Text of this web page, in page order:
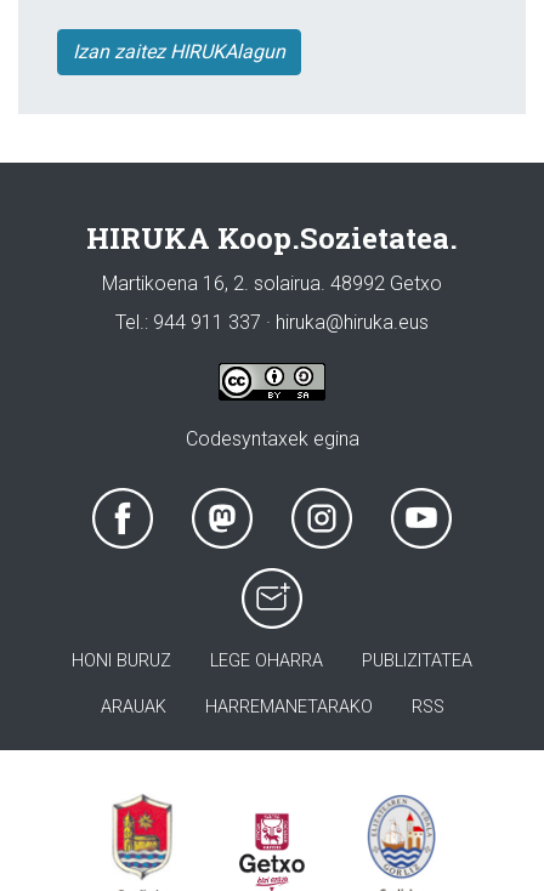
Izan zaitez HIRUKAlagun
HIRUKA Koop.Sozietatea.
Martikoena 16, 2. solairua. 48992 Getxo
Tel.: 944 911 337 · hiruka@hiruka.eus
Codesyntaxek egina
HONI BURUZ LEGE OHARRA PUBLIZITATEA
ARAUAK HARREMANETARAKO RSS